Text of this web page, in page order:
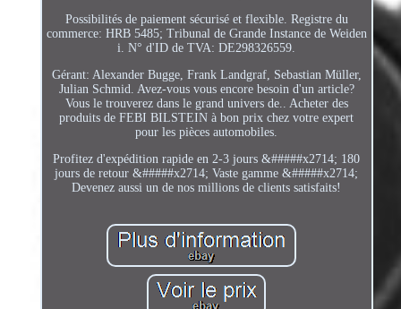
Possibilités de paiement sécurisé et flexible. Registre du
commerce: HRB 5485; Tribunal de Grande Instance de Weiden
i. N° d'ID de TVA: DE298326559.
Gérant: Alexander Bugge, Frank Landgraf, Sebastian Müller,
Julian Schmid. Avez-vous vous encore besoin d'un article?
Vous le trouverez dans le grand univers de.. Acheter des
produits de FEBI BILSTEIN à bon prix chez votre expert
pour les pièces automobiles.
Profitez d'expédition rapide en 2-3 jours &#####x2714; 180
jours de retour &#####x2714; Vaste gamme &#####x2714;
Devenez aussi un de nos millions de clients satisfaits!